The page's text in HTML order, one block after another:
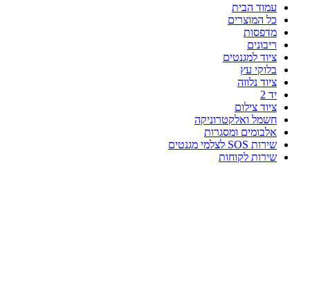
עמוד הבית
כל המוצרים
מדפסות
ריבונים
ציוד למגנטים
בלוקי עץ
ציוד נלווה
יד 2
ציוד צילום
חשמל ואלקטרוניקה
אלבומים ומסגרות
שירות SOS לצלמי מגנטים
שירות לקוחות